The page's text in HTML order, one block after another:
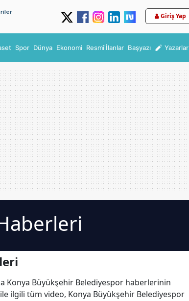
Giriş Yap
Spor Dünya Ekonomi Resmî İlanlar Başyazı Yazarlar
Konya Büyükşehir Belediyespor haberlerinin
ilgili tüm video, Konya Büyükşehir Belediyespor